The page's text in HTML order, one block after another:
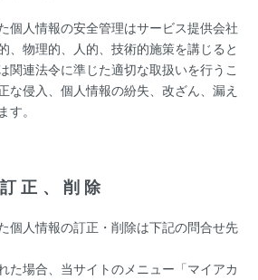
個人情報の安全管理はサービス提供会社
、物理的、人的、技術的施策を講じると
関連法令に準じた適切な取扱いを行うこ
な侵入、個人情報の紛失、改ざん、漏え
。
正、削除
個人情報の訂正・削除は下記の問合せ先
た場合、当サイトのメニュー「マイアカ